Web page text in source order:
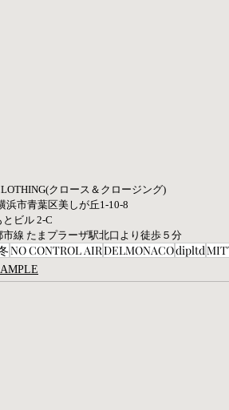
クロース＆クロージング)
浜市青葉区美しが丘1-10-8
ビル 2-C
市線 たまプラーザ駅北口より徒歩５分
NO CONTROL AIRDELMONACOdipltd